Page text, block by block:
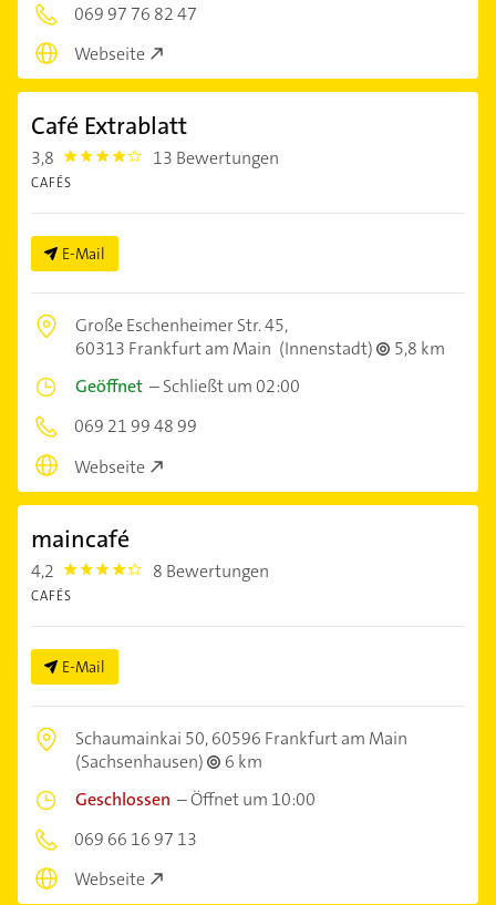
069 97 76 82 47
Webseite
Café Extrablatt
3,8 3.8 13 Bewertungen
CAFÉS
E-Mail
Große Eschenheimer Str. 45,
60313 Frankfurt am Main (Innenstadt)
5,8 km
Geöffnet –Schließt um 02:00
069 21 99 48 99
Webseite
maincafé
4,2 4.2000003 8 Bewertungen
CAFÉS
E-Mail
Schaumainkai 50,60596 Frankfurt am Main
(Sachsenhausen)
6 km
Geschlossen –Öffnet um 10:00
069 66 16 97 13
Webseite